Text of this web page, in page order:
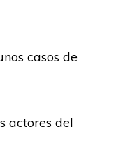
casos de
actores del